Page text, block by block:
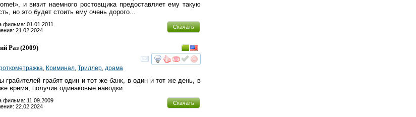
и визит наемного ростовщика предоставляет ему такую
но это будет стоить ему очень дорого...
Скачать
фильма: 01.01.2011
21.02.2024
смотретьинтересует
Раз(2009)
, Криминал, Триллер, драма
грабителей грабят один и тот же банк, в один и тот же день, в
время, получив одинаковые наводки.
Скачать
фильма: 11.09.2009
22.02.2024